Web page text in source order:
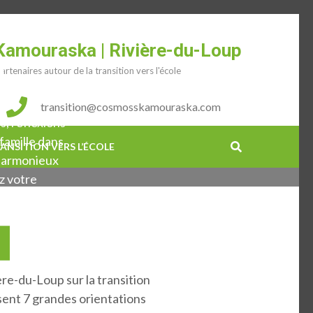
| Rivière-du-Loup
autour de la transition vers l'école
transition@cosmosskamouraska.com
VERS L’ÉCOLE
réflexions
dans
votre
du-Loup sur la transition
7 grandes orientations